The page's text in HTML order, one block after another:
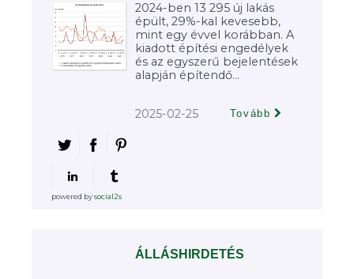
2024-ben 13 295 új lakás
épült, 29%-kal kevesebb,
mint egy évvel korábban. A
kiadott építési engedélyek
és az egyszerű bejelentések
alapján építendő...
2025-02-25 Tovább
powered bysocial2s
ÁLLÁSHIRDETÉS